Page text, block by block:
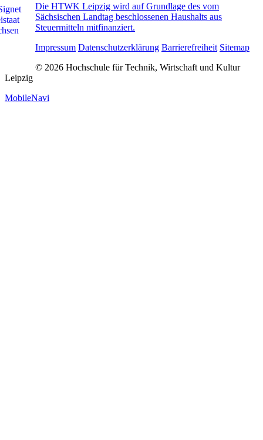
Die HTWK Leipzig wird auf Grundlage des vom
Sächsischen Landtag beschlossenen Haushalts aus
Steuermitteln mitfinanziert.
Impressum Datenschutzerklärung Barrierefreiheit Sitemap
© 2026 Hochschule für Technik, Wirtschaft und Kultur
Leipzig
MobileNavi